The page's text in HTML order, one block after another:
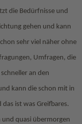
die Bedürfnisse und
gehen und kann
sehr viel näher ohne
Umfragen, die
an den
kann die schon mit in
ist was Greifbares.
und quasi übermorgen